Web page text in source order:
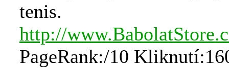
tenis.
http://
PageRank:/10